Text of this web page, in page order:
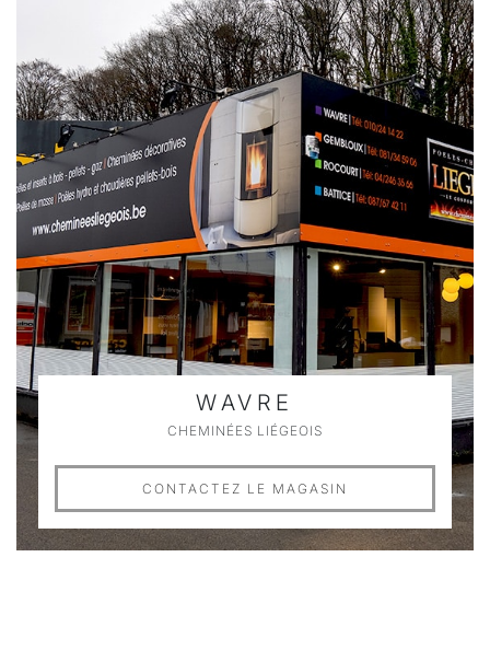
WAVRE
CHEMINÉES LIÉGEOIS
CONTACTEZ LE MAGASIN